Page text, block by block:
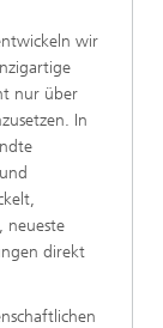
wir
nur über
In
neueste
direkt